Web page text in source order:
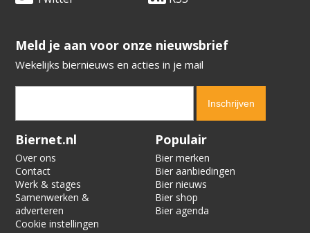
​​​​​​​Meld je aan voor onze nieuwsbrief
Wekelijks biernieuws en acties in je mail
Verification code:
Biernet.nl
Over ons
Contact
Werk & stages
Samenwerken &
adverteren
Cookie instellingen
Populair
Bier merken
Bier aanbiedingen
Bier nieuws
Bier shop
Bier agenda